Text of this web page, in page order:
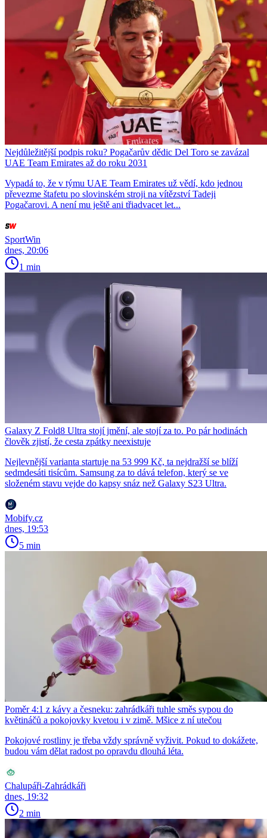
Nejdůležitější podpis roku? Pogačarův dědic Del Toro se zavázal
UAE Team Emirates až do roku 2031
Vypadá to, že v týmu UAE Team Emirates už vědí, kdo jednou
převezme štafetu po slovinském stroji na vítězství Tadeji
Pogačarovi. A není mu ještě ani třiadvacet let...
SportWin
dnes, 20:06
1 min
Galaxy Z Fold8 Ultra stojí jmění, ale stojí za to. Po pár hodinách
člověk zjistí, že cesta zpátky neexistuje
Nejlevnější varianta startuje na 53 999 Kč, ta nejdražší se blíží
sedmdesáti tisícům. Samsung za to dává telefon, který se ve
složeném stavu vejde do kapsy snáz než Galaxy S23 Ultra.
Mobify.cz
dnes, 19:53
5 min
Poměr 4:1 z kávy a česneku: zahrádkáři tuhle směs sypou do
květináčů a pokojovky kvetou i v zimě. Mšice z ní utečou
Pokojové rostliny je třeba vždy správně vyživit. Pokud to dokážete,
budou vám dělat radost po opravdu dlouhá léta.
Chalupáři-Zahrádkáři
dnes, 19:32
2 min